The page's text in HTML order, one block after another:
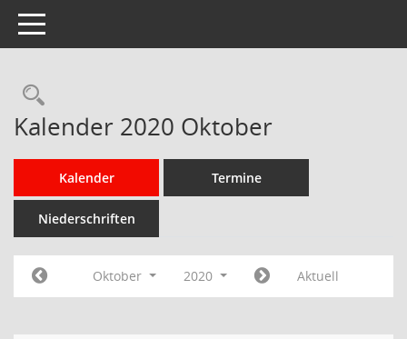
Toggle navigation
Rechercheauswahl
Kalender 2020 Oktober
Kalender Termine
Niederschriften
Oktober 2020 Aktuell